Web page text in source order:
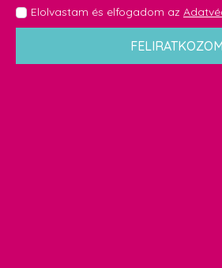
GDPR
*
Elolvastam és elfogadom az
FELIRATKOZOM